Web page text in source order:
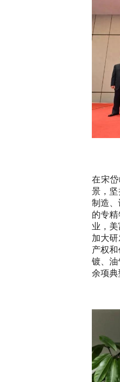
在宋
景，
制造
的专
业，
加大
产权
镀、
余项典